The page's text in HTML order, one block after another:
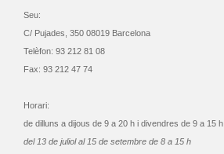
Seu:
C/ Pujades, 350 08019 Barcelona
Telèfon: 93 212 81 08
Fax: 93 212 47 74
Horari:
de dilluns a dijous de 9 a 20 h i divendres de 9 a 15 h
del 13 de juliol al 15 de setembre de 8 a 15 h